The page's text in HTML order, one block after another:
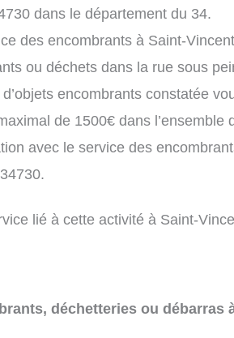
dans le département du 34.
des encombrants à Saint-
ou déchets dans la rue sous
encombrants constatée
de 1500€ dans l’ensemble
avec le service des
lié à cette activité à Saint-
déchetteries ou débarras